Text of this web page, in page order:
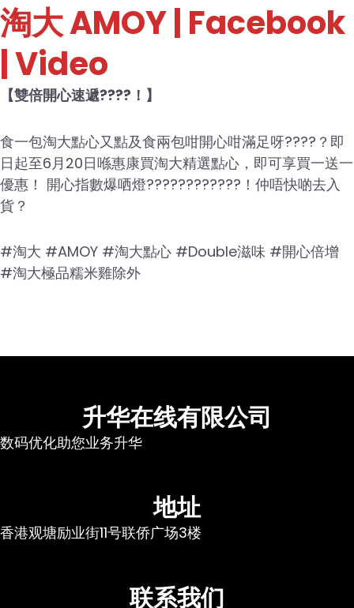
淘大 AMOY| Facebook
| Video
【雙倍開心速遞????！】
食一包淘大點心又點及食兩包咁開心咁滿足呀????？即
日起至6月20日喺惠康買淘大精選點心，即可享買一送一
優惠！ 開心指數爆哂燈????????????！仲唔快啲去入
貨？
#淘大 #AMOY #淘大點心 #Double滋味 #開心倍增
#淘大極品糯米雞除外
升华在线有限公司
数码优化助您业务升华
地址
香港观塘励业街11号联侨广场3楼
联系我们